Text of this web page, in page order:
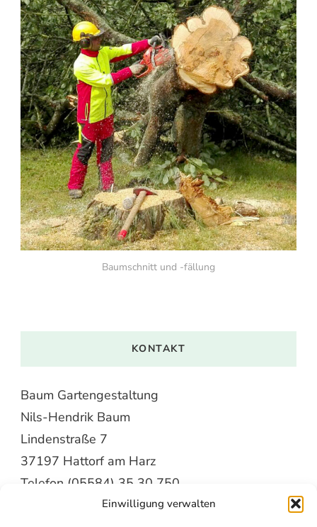
Einwilligung verwalten
Baumschnitt und -fällung
KONTAKT
Baum Gartengestaltung
Nils-Hendrik Baum
Lindenstraße 7
37197 Hattorf am Harz
Telefon (05584) 35 30 750
Baum-Gartengestaltung@web.de